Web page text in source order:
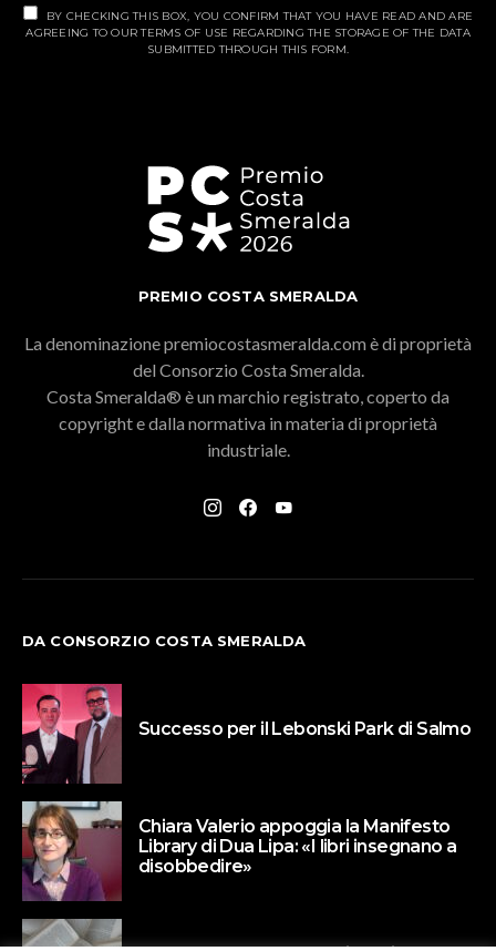
BY CHECKING THIS BOX, YOU CONFIRM THAT YOU HAVE READ AND ARE
AGREEING TO OUR TERMS OF USE REGARDING THE STORAGE OF THE DATA
SUBMITTED THROUGH THIS FORM.
PREMIO COSTA SMERALDA
La denominazione premiocostasmeralda.com è di proprietà
del Consorzio Costa Smeralda.
Costa Smeralda® è un marchio registrato, coperto da
copyright e dalla normativa in materia di proprietà
industriale.
DA CONSORZIO COSTA SMERALDA
Successo per il Lebonski Park di Salmo
Chiara Valerio appoggia la Manifesto
Library di Dua Lipa: «I libri insegnano a
disobbedire»